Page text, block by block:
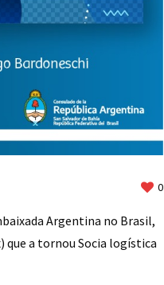
0
Argentina no Brasil,
) que a tornou Socia logística